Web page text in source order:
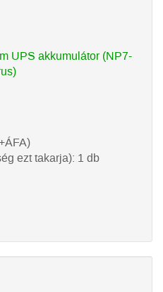
UPS akkumulátor (NP7-
ezt takarja): 1 db